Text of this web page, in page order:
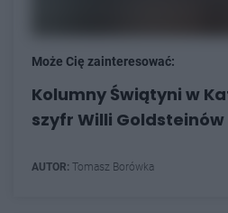
Może Cię zainteresować:
Kolumny Świątyni w
szyfr Willi Goldsteinów
AUTOR: Tomasz Borówka